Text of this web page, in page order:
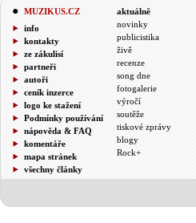
MUZIKUS.CZ
info
kontakty
ze zákulisí
partneři
autoři
ceník inzerce
logo ke stažení
Podmínky používání
nápověda & FAQ
komentáře
mapa stránek
všechny články
aktuálně
novinky
publicistika
živě
recenze
song dne
fotogalerie
výročí
soutěže
tiskové zprávy
blogy
Rock+